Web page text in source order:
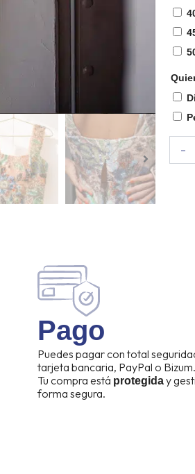
-
Pago
Puedes pagar con total
tarjeta bancaria, PayPal o Bizum.
Tu compra está protegiday
forma segura.